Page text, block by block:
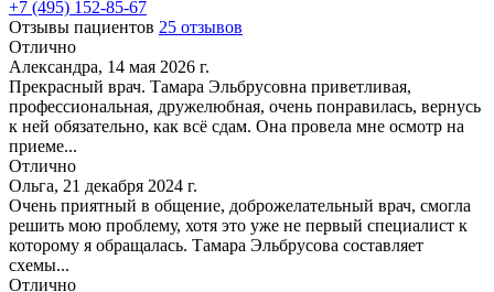
+7 (495) 152-85-67
Отзывы пациентов 25 отзывов
Отлично
Александра, 14 мая 2026 г.
Прекрасный врач. Тамара Эльбрусовна приветливая,
профессиональная, дружелюбная, очень понравилась, вернусь
к ней обязательно, как всё сдам. Она провела мне осмотр на
приеме...
Отлично
Ольга, 21 декабря 2024 г.
Очень приятный в общение, доброжелательный врач, смогла
решить мою проблему, хотя это уже не первый специалист к
которому я обращалась. Тамара Эльбрусова составляет
схемы...
Отлично